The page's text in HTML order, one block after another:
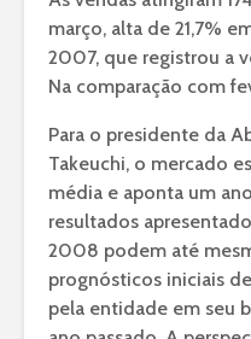
março, alta de 21,7%
2007, que registrou a
Na comparação com
Para o presidente da
Takeuchi, o mercado
média e aponta um
resultados
2008 podem até
prognósticos iniciais
pela entidade em seu